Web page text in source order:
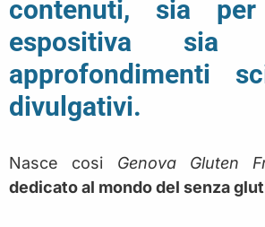
contenuti, sia
espositiva
approfondimenti
divulgativi.
Nasce cosi Genova Gluten
dedicato al mondo del senza